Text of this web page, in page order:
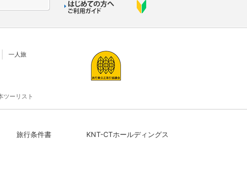
一人旅
ツーリスト
旅行条件書 KNT-CTホールディングス